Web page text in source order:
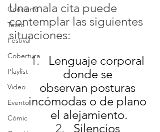
Concierto
Texto
Festival
Cobertura
Playlist
Video
Evento
Cómic
Una mala cita puede
contemplar las siguientes
situaciones:
Lenguaje corporal
donde se
observan posturas
incómodas o de plano
el alejamiento.
Silencios